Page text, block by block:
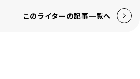
このライターの記事一覧へ